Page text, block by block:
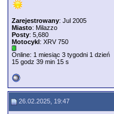
Zarejestrowany: Jul 2005
Miasto: Milazzo
Posty: 5,680
Motocykl: XRV 750
Online: 1 miesiąc 3 tygodni 1 dzień
15 godz 39 min 15 s
26.02.2025, 19:47